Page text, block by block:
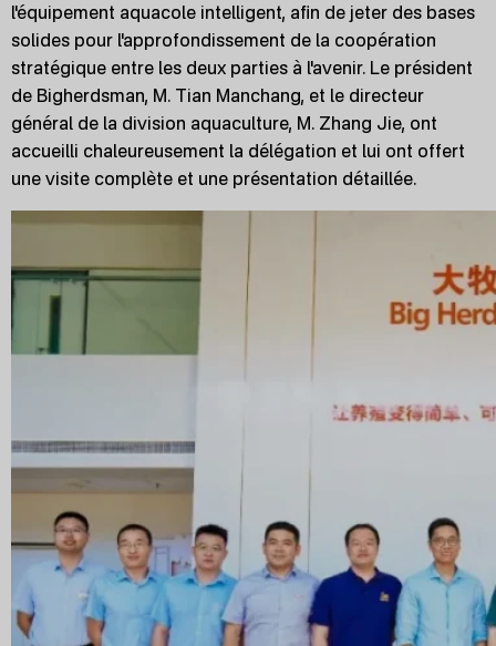
l'équipement aquacole intelligent, afin de jeter des bases
solides pour l'approfondissement de la coopération
stratégique entre les deux parties à l'avenir. Le président
de Bigherdsman, M. Tian Manchang, et le directeur
général de la division aquaculture, M. Zhang Jie, ont
accueilli chaleureusement la délégation et lui ont offert
une visite complète et une présentation détaillée.